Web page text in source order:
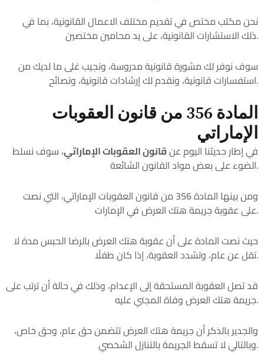
نحن مكتب مختص في تقديم مختلف الاعمال القانونية، بما في
ذلك الاستشارات القانونية، على يد محامين مختصين.
سوف نوفر لك مشورة قانونية مدروسة، ونجيب غلى ما لديك من
استفسارات قانونية، ونقدم لك إرشادات قانونية، ونصائح.
المادة 356 من قانون العقوبات
الإماراتي
في إطار حديثنا اليوم عنقانون العقوبات الإماراتي، سوف نسلط
الضوء على بعض مواد القانون الشائعة.
ومن بينها المادة 356 من قانون العقوبات الإماراتي، التي نصت
على عقوبة جريمة هتك العرض في الإمارات.
حيث نصت المادة على أن عقوبة هتك العرض بالرضا الحبس مدة لا
تقل عن عام، وتشدد العقوبة، إذا كان طفلًا.
قد تصل العقوبة المستحقة إلى الإعدام، وذلك في حالة أن ترتب على
جريمة هتك العرض وفاة المجني عليه.
والجدير بالذكر أن جريمة هتك العرض تتضمن حق عام، وحق خاص،
وبالتالي لا تسقط الجريمة بالتنازل الشخصي.